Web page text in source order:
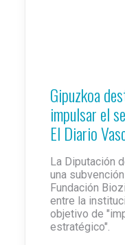
Gipuzkoa
impulsar el
El Diario
La Diputación
una
Fundación
entre la
objetivo de
estratégico".